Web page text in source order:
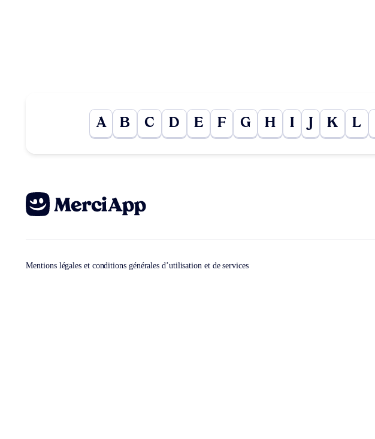
A B C D E F G H I K L
Mentions légales et conditions générales d’utilisation et de services